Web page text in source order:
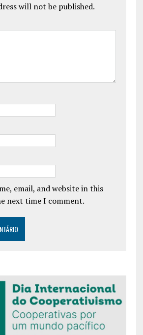
will not be published.
email, and website in this
next time I comment.